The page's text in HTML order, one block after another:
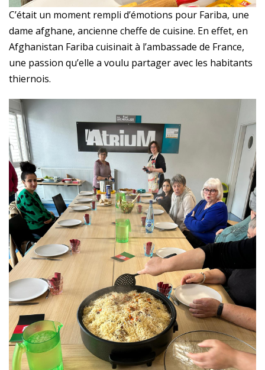
C’était un moment rempli d’émotions pour Fariba, une
dame afghane, ancienne cheffe de cuisine. En effet, en
Afghanistan Fariba cuisinait à l’ambassade de France,
une passion qu’elle a voulu partager avec les habitants
thiernois.